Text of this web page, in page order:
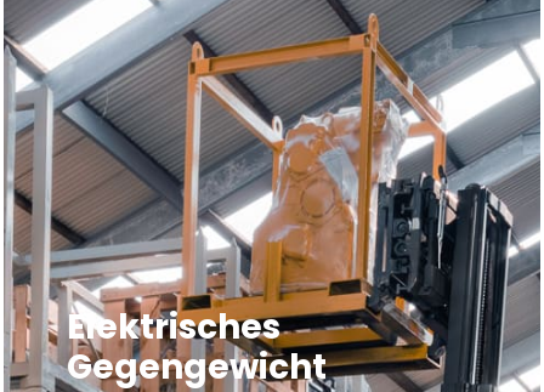
Elektrisches
Gegengewicht